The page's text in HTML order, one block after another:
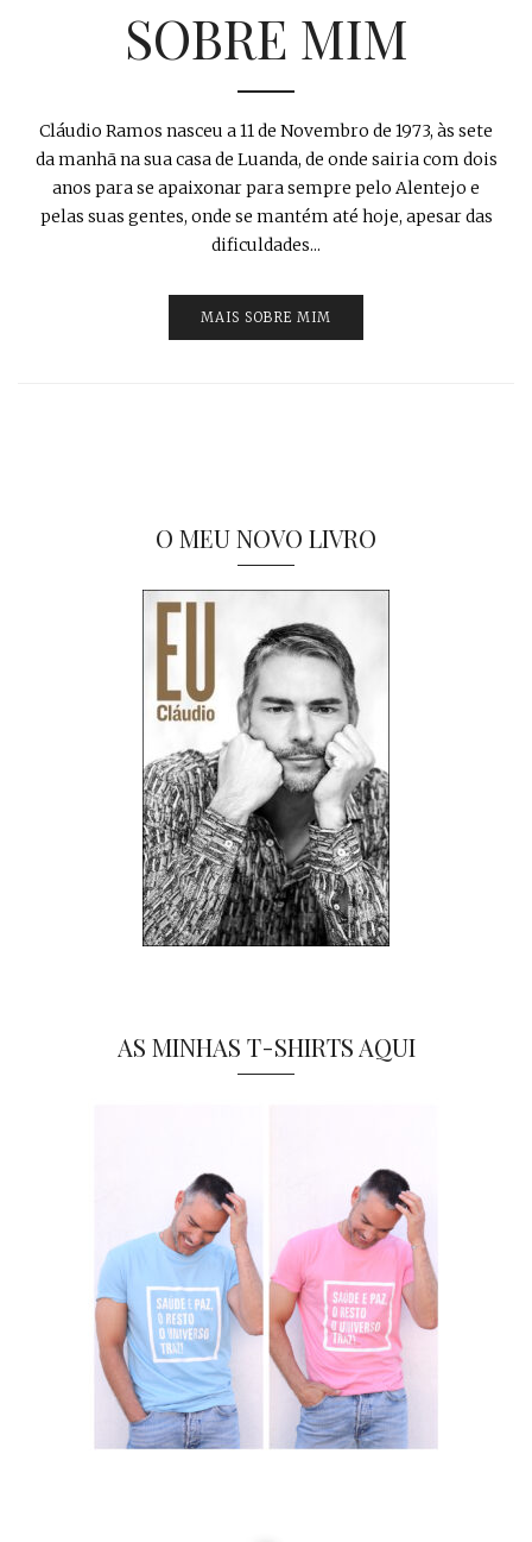
SOBRE MIM
Cláudio Ramos nasceu a 11 de Novembro de 1973, às sete
da manhã na sua casa de Luanda, de onde sairia com dois
anos para se apaixonar para sempre pelo Alentejo e
pelas suas gentes, onde se mantém até hoje, apesar das
dificuldades...
MAIS SOBRE MIM
O MEU NOVO LIVRO
AS MINHAS T-SHIRTS AQUI